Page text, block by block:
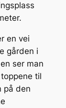
en vei
gården i
ser man
til
på den